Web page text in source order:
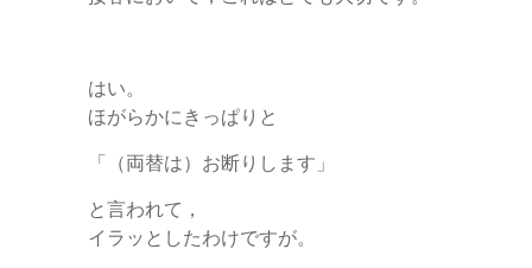
はい。
ほがらかにきっぱりと
「（両替は）お断りします」
と言われて，
イラッとしたわけですが。